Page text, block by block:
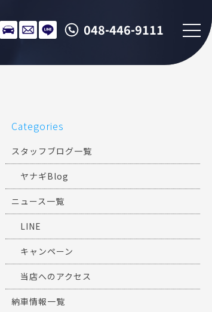
048-446-9111
Categories
スタッフブログ一覧
ヤナギBlog
ニュース一覧
LINE
キャンペーン
当店へのアクセス
納車情報一覧